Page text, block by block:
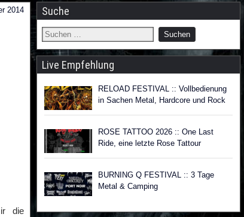
2014
die
Suche
Live Empfehlung
RELOAD FESTIVAL :: Vollbedienung
in Sachen Metal, Hardcore und Rock
ROSE TATTOO 2026 :: One Last
Ride, eine letzte Rose Tattour
BURNING Q FESTIVAL :: 3 Tage
Metal & Camping